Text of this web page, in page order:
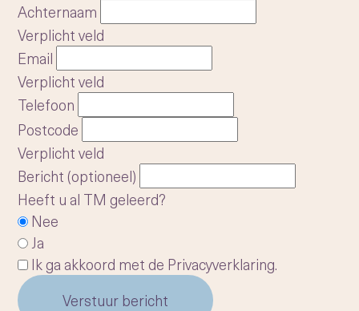
Achternaam
Verplicht veld
Email
Verplicht veld
Telefoon
Postcode
Verplicht veld
Bericht (optioneel)
Heeft u al TM geleerd?
Nee
Ja
Ik ga akkoord met de Privacyverklaring.
Verstuur bericht